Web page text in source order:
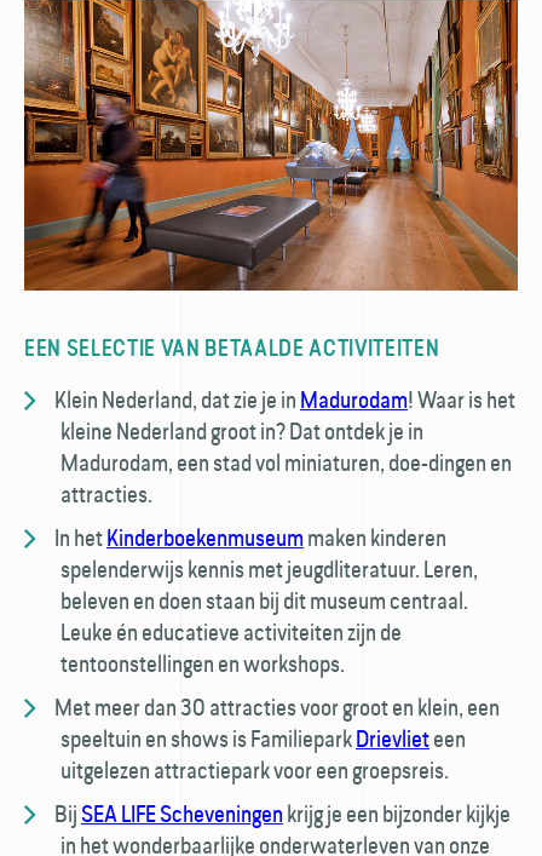
EEN SELECTIE VAN BETAALDE ACTIVITEITEN
Klein Nederland, dat zie je inMadurodam! Waar is het
kleine Nederland groot in? Dat ontdek je in
Madurodam, een stad vol miniaturen, doe-dingen en
attracties.
In hetKinderboekenmuseummaken kinderen
spelenderwijs kennis met jeugdliteratuur. Leren,
beleven en doen staan bij dit museum centraal.
Leuke én educatieve activiteiten zijn de
tentoonstellingen en workshops.
Met meer dan 30 attracties voor groot en klein, een
speeltuin en shows is FamilieparkDrievlieteen
uitgelezen attractiepark voor een groepsreis.
BijSEA LIFE Scheveningenkrijg je een bijzonder kijkje
in het wonderbaarlijke onderwaterleven van onze